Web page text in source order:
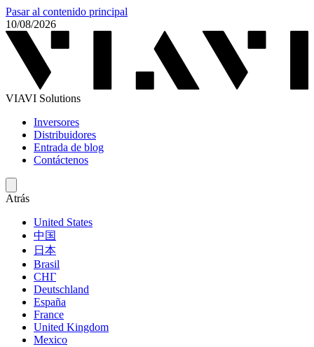
Pasar al contenido principal
10/08/2026
VIAVI Solutions
Inversores
Distribuidores
Entrada de blog
Contáctenos
Atrás
United States
中国
日本
Brasil
СНГ
Deutschland
España
France
United Kingdom
Mexico